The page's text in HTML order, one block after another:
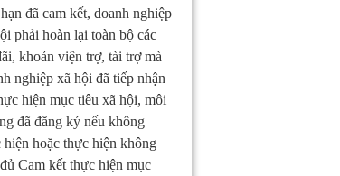
đã cam kết, doanh nghiệp
phải hoàn lại toàn bộ các
khoản viện trợ, tài trợ mà
nghiệp xã hội đã tiếp nhận
hiện mục tiêu xã hội, môi
đã đăng ký nếu không
hiện hoặc thực hiện không
Cam kết thực hiện mục